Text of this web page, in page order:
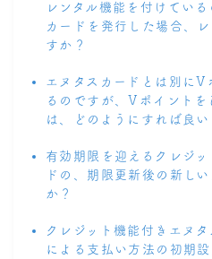
レンタル機能を付けてい
カードを発行した場合、
すか？
エヌタスカードとは別にV
るのですが、Vポイント
は、どのようにすれば良い
有効期限を迎えるクレジ
ドの、期限更新後の新し
か？
クレジット機能付きエヌ
による支払い方法の初期